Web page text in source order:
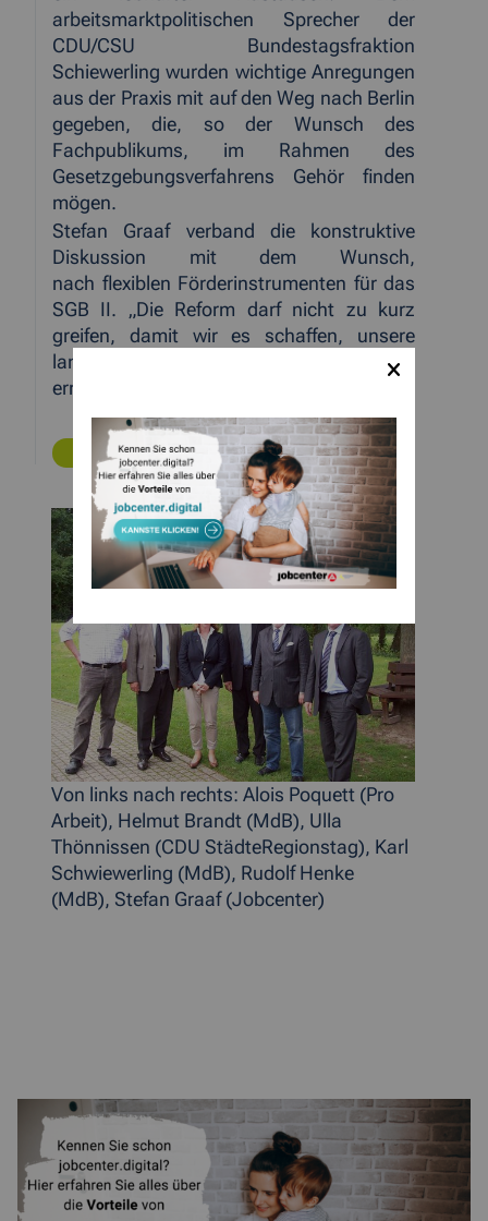
arbeitsmarktpolitischen Sprecher der
CDU/CSU Bundestagsfraktion
Schiewerling wurden wichtige Anregungen
aus der Praxis mit auf den Weg nach Berlin
gegeben, die, so der Wunsch des
Fachpublikums, im Rahmen des
Gesetzgebungsverfahrens Gehör finden
mögen.
Stefan Graaf verband die konstruktive
Diskussion mit dem Wunsch,
nach flexiblen Förderinstrumenten für das
SGB II. „Die Reform darf nicht zu kurz
greifen, damit wir es schaffen, unsere
langzeitarbeitslosen Menschen zu
erreichen, so Graaf.“
ZURÜCK
Von links nach rechts: Alois Poquett (Pro
Arbeit), Helmut Brandt (MdB), Ulla
Thönnissen (CDU StädteRegionstag), Karl
Schwiewerling (MdB), Rudolf Henke
(MdB), Stefan Graaf (Jobcenter)